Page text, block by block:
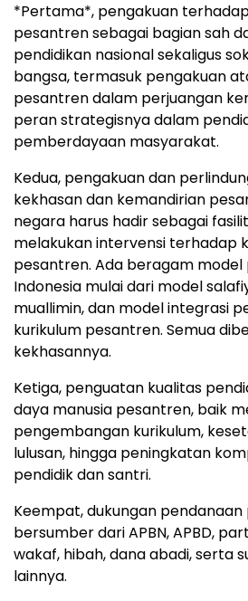
*Pertama*, pengakuan
pesantren sebagai bagian sah
pendidikan nasional sekaligus
bangsa, termasuk pengakuan
pesantren dalam perjuangan
peran strategisnya dalam
pemberdayaan masyarakat.
Kedua, pengakuan dan
kekhasan dan kemandirian
negara harus hadir sebagai
melakukan intervensi terhadap
pesantren. Ada beragam
Indonesia mulai dari model
muallimin, dan model integrasi
kurikulum pesantren. Semua
kekhasannya.
Ketiga, penguatan kualitas
daya manusia pesantren, baik
pengembangan kurikulum,
lulusan, hingga peningkatan
pendidik dan santri.
Keempat, dukungan
bersumber dari APBN, APBD,
wakaf, hibah, dana abadi, serta
lainnya.